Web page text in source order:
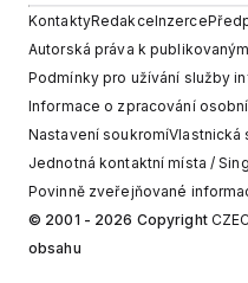
KontaktyRedakceInzerce
Autorská práva k
Podmínky pro užívání služby
Informace o zpracování
Nastavení soukromíVlastnická
Jednotná kontaktní místa /
Povinně zveřejňované
© 2001 - 2026 Copyright
obsahu